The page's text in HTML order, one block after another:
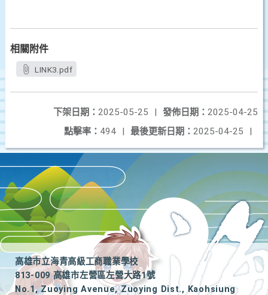
相關附件
LINK3.pdf
發佈日期： 2025-04-25
下架日期： 2025-05-25
|
最後更新日期： 2025-04-25 |
點擊率： 494 |
高雄市立海青高級工商職業學校
813-009 高雄市左營區左營大路1號
No.1, Zuoying Avenue, Zuoying Dist., Kaohsiung